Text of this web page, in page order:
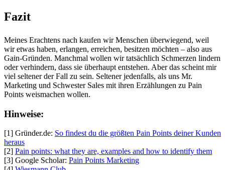
Fazit
Meines Erachtens nach kaufen wir Menschen überwiegend, weil
wir etwas haben, erlangen, erreichen, besitzen möchten – also aus
Gain-Gründen. Manchmal wollen wir tatsächlich Schmerzen lindern
oder verhindern, dass sie überhaupt entstehen. Aber das scheint mir
viel seltener der Fall zu sein. Seltener jedenfalls, als uns Mr.
Marketing und Schwester Sales mit ihren Erzählungen zu Pain
Points weismachen wollen.
Hinweise:
[1] Gründer.de: So findest du die größten Pain Points deiner Kunden
heraus
[2] Pain points: what they are, examples and how to identify them
[3] Google Scholar: Pain Points Marketing